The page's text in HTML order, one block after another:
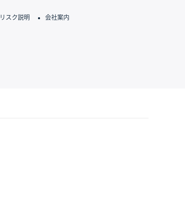
リスク説明 会社案内